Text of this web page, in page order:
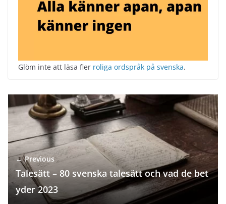
Glöm inte att läsa fler roliga ordspråk på svenska.
← Previous
Talesätt – 80 svenska talesätt och vad de bet
yder 2023